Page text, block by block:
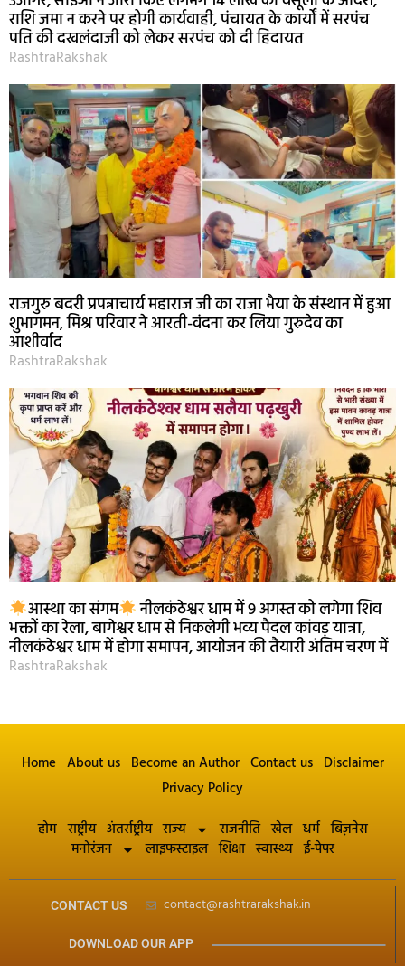
राशि जमा न करने पर होगी कार्यवाही, पंचायत के कार्यों में सरपंच
पति की दखलंदाजी को लेकर सरपंच को दी हिदायत
RashtraRakshak
राजगुरु बदरी प्रपन्नाचार्य महाराज जी का राजा भैया के संस्थान में हुआ
शुभागमन, मिश्र परिवार ने आरती-वंदना कर लिया गुरुदेव का
आशीर्वाद
RashtraRakshak
आस्था का संगम नीलकंठेश्वर धाम में 9 अगस्त को लगेगा शिव
भक्तों का रेला, बागेश्वर धाम से निकलेगी भव्य पैदल कांवड़ यात्रा,
नीलकंठेश्वर धाम में होगा समापन, आयोजन की तैयारी अंतिम चरण में
RashtraRakshak
Home About us Become an Author Contact us Disclaimer
Privacy Policy
होम राष्ट्रीय अंतर्राष्ट्रीय राज्य राजनीति खेल धर्म बिज़नेस
मनोरंजन
लाइफस्टाइल शिक्षा स्वास्थ्य ई-पेपर
CONTACT US contact@rashtrarakshak.in
DOWNLOAD OUR APP